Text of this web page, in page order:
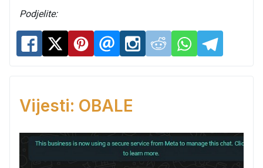
Podjelite:
Vijesti: OBALE